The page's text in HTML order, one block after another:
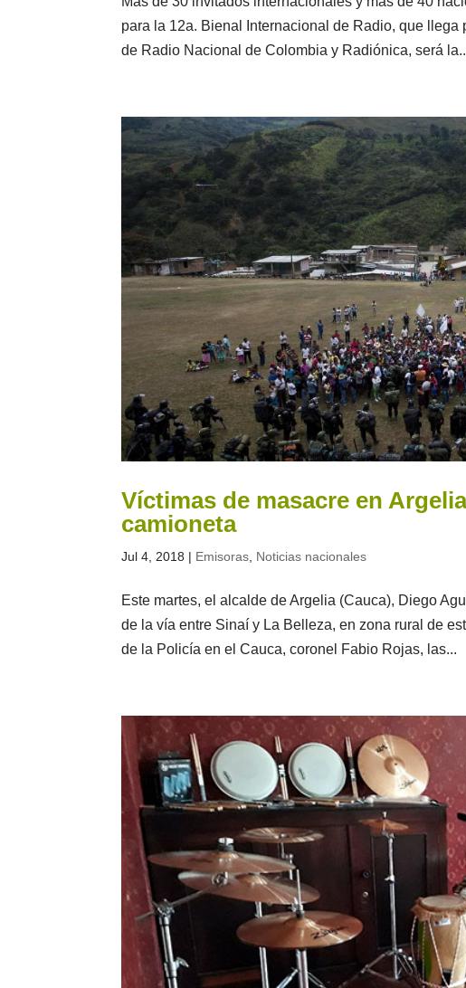
para la 12a. Bienal Internacional de Radio, que
de Radio Nacional de Colombia y Radiónica, será
Víctimas de masacre en
camioneta
Jul 4, 2018 | Emisoras, Noticias nacionales
Este martes, el alcalde de Argelia (Cauca), Diego
de la vía entre Sinaí y La Belleza, en zona rural de
de la Policía en el Cauca, coronel Fabio Rojas, las...